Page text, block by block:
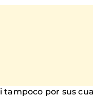
tampoco por sus